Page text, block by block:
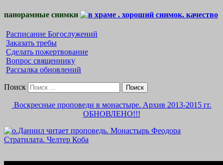
панорамные снимки
Расписание Богослужений
Заказать требы
Сделать пожертвование
Вопрос священнику
Рассылка обновлений
Поиск
Воскресные проповеди в монастыре. Архив 2013-2015 гг.
ОБНОВЛЕНО!!!